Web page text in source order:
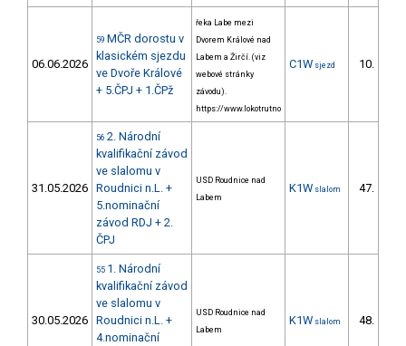
06.06.2026
59 MČR dorostu v
klasickém sjezdu
ve Dvoře Králové
+ 5.ČPJ + 1.ČPž
řeka Labe mezi
Dvorem Králové nad
Labem a Žirčí. (viz
webové stránky
závodu).
https://www.lokotrutno
C1W sjezd 10.
31.05.2026
56 2. Národní
kvalifikační závod
ve slalomu v
Roudnici n.L. +
5.nominační
závod RDJ + 2.
ČPJ
USD Roudnice nad
Labem
K1W slalom 47.
30.05.2026
55 1. Národní
kvalifikační závod
ve slalomu v
Roudnici n.L. +
4.nominační
USD Roudnice nad
Labem
K1W slalom 48.